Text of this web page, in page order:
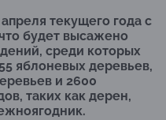
текущего года с
будет высажено
среди которых
яблоневых деревьев,
и 2600
таких как дерен,